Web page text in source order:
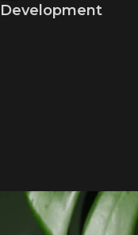
Development